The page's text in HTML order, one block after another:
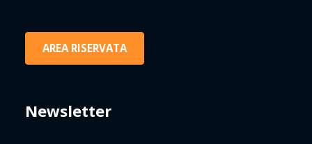
AREA RISERVATA
Newsletter